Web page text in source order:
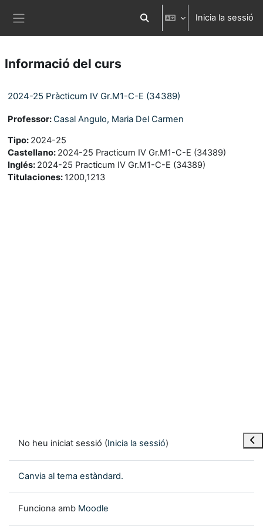
Commuta l'entrada de la cerca
Inicia la sessió
Informació del curs
2024-25 Pràcticum IV Gr.M1-C-E (34389)
Professor:Casal Angulo, Maria Del Carmen
Tipo: 2024-25
Castellano: 2024-25 Practicum IV Gr.M1-C-E (34389)
Inglés: 2024-25 Practicum IV Gr.M1-C-E (34389)
Titulaciones: 1200,1213
No heu iniciat sessió (Inicia la sessió)
Canvia al tema estàndard.
Funciona amb Moodle